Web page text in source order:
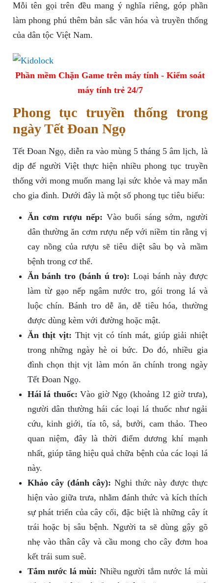
Mỗi tên gọi trên đều mang ý nghĩa riêng, góp phần
làm phong phú thêm bản sắc văn hóa và truyền thống
của dân tộc Việt Nam.
Phần mềm Chặn Game trên máy tính - Kiểm soát
máy tính trẻ 24/7
Phong tục truyền thống trong
ngày Tết Đoan Ngọ
Tết Đoan Ngọ, diễn ra vào mùng 5 tháng 5 âm lịch, là
dịp để người Việt thực hiện nhiều phong tục truyền
thống với mong muốn mang lại sức khỏe và may mắn
cho gia đình. Dưới đây là một số phong tục tiêu biểu:
Ăn cơm rượu nếp: Vào buổi sáng sớm, người
dân thường ăn cơm rượu nếp với niềm tin rằng vị
cay nồng của rượu sẽ tiêu diệt sâu bọ và mầm
bệnh trong cơ thể.
Ăn bánh tro (bánh ú tro): Loại bánh này được
làm từ gạo nếp ngâm nước tro, gói trong lá và
luộc chín. Bánh tro dễ ăn, dễ tiêu hóa, thường
được dùng kèm với đường hoặc mật.
Ăn thịt vịt: Thịt vịt có tính mát, giúp giải nhiệt
trong những ngày hè oi bức. Do đó, nhiều gia
đình chọn thịt vịt làm món ăn chính trong ngày
Tết Đoan Ngọ.
Hái lá thuốc: Vào giờ Ngọ (khoảng 12 giờ trưa),
người dân thường hái các loại lá thuốc như ngải
cứu, kinh giới, tía tô, sả, bưởi, cam thảo. Theo
quan niệm, đây là thời điểm dương khí mạnh
nhất, giúp tăng hiệu quả chữa bệnh của các loại lá
này.
Khảo cây (đánh cây): Nghi thức này được thực
hiện vào giữa trưa, nhằm đánh thức và kích thích
sự phát triển của cây cối, đặc biệt là những cây ít
trái hoặc bị sâu bệnh. Người ta sẽ dùng gậy gõ
nhẹ vào thân cây và cầu mong cho cây đơm hoa
kết trái sum suê.
Tắm nước lá mùi: Nhiều người tắm nước lá mùi